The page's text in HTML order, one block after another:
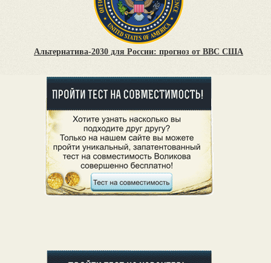
Альтернатива-2030 для России: прогноз от ВВС США